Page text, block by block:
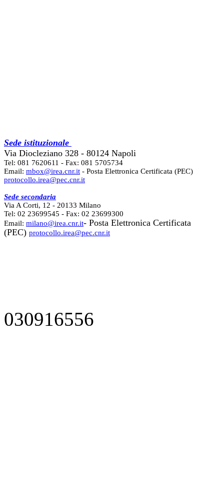
Sede istituzionale
Via Diocleziano 328 - 80124 Napoli
Tel: 081 7620611 - Fax: 081 5705734
Email: mbox@irea.cnr.it - Posta Elettronica Certificata (PEC)
protocollo.irea@pec.cnr.it
Sede secondaria
Via A Corti, 12 - 20133 Milano
Tel: 02 23699545 - Fax: 02 23699300
Email: milano@irea.cnr.it- Posta Elettronica Certificata
(PEC) protocollo.irea@pec.cnr.it
030916556